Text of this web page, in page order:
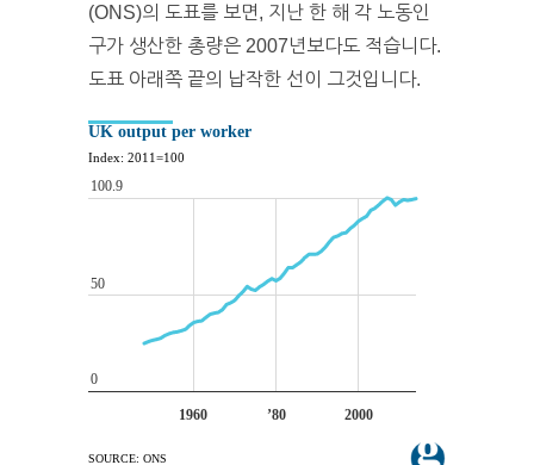
(ONS)의 도표를 보면, 지난 한 해 각 노동인
구가 생산한 총량은 2007년보다도 적습니다.
도표 아래쪽 끝의 납작한 선이 그것입니다.